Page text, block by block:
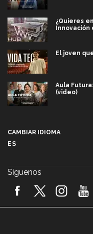
¿Quieres
Innovación
El joven
Aula
(video)
2026! (video)
CAMBIAR IDIOMA
ES
Síguenos